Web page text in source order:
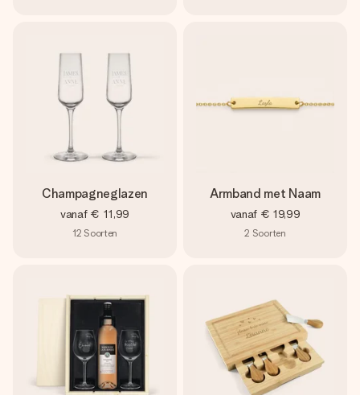
Champagneglazen
vanaf € 11,99
12 Soorten
Armband met Naam
vanaf € 19,99
2 Soorten